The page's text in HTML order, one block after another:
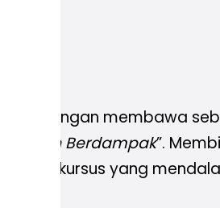
dengan membawa
dan Berdampak”.
diskursus yang